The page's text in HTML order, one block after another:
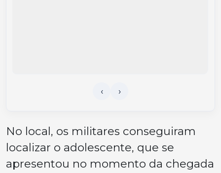
No local, os militares conseguiram
localizar o adolescente, que se
apresentou no momento da chegada